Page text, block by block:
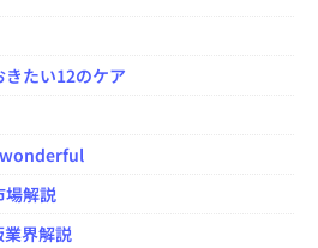
たい12のケア
場解説
界解説